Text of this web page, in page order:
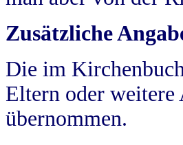
Zusätzliche
Die im
Eltern oder
übernommen.